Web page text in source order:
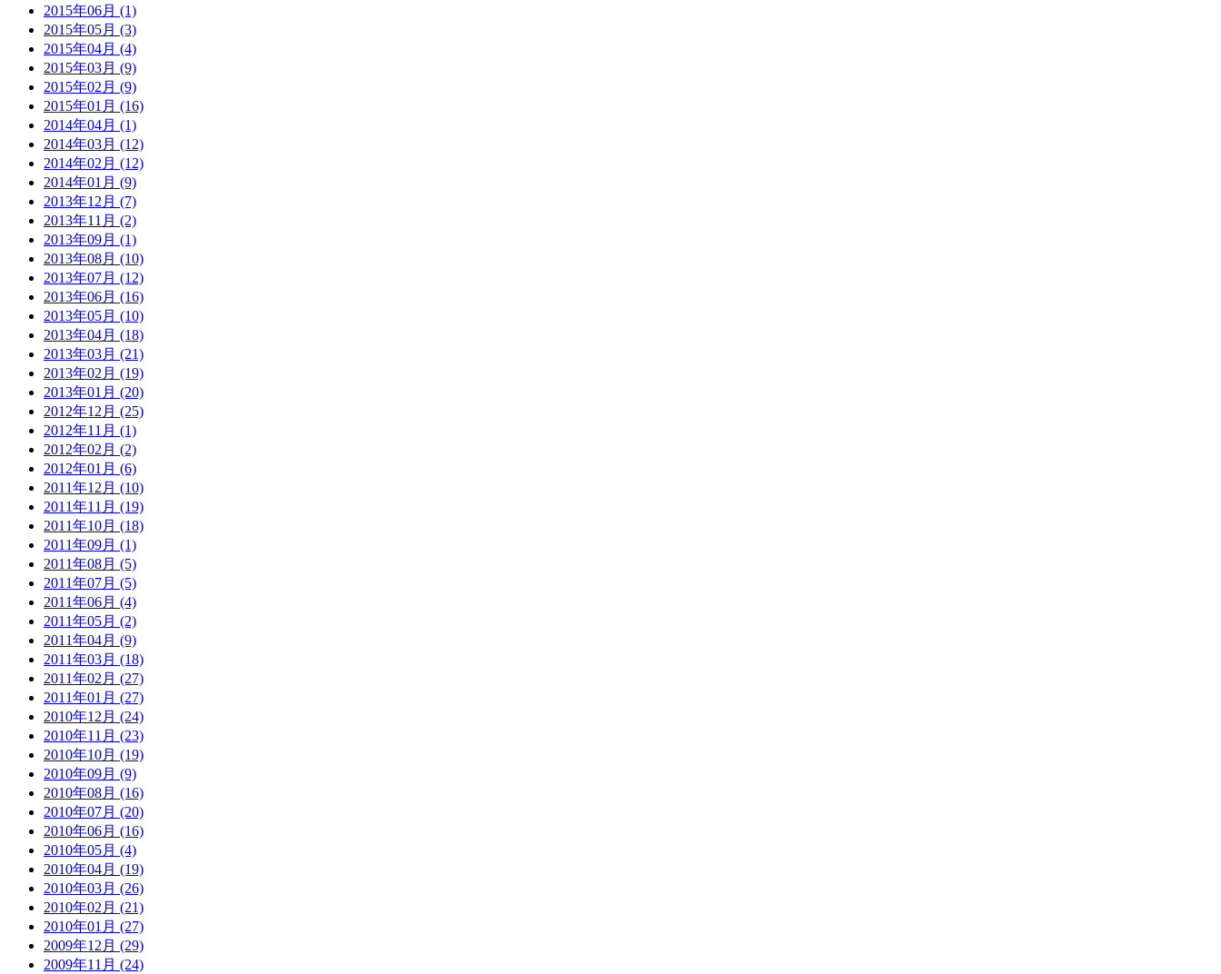
2015年06月 (1)
2015年05月 (3)
2015年04月 (4)
2015年03月 (9)
2015年02月 (9)
2015年01月 (16)
2014年04月 (1)
2014年03月 (12)
2014年02月 (12)
2014年01月 (9)
2013年12月 (7)
2013年11月 (2)
2013年09月 (1)
2013年08月 (10)
2013年07月 (12)
2013年06月 (16)
2013年05月 (10)
2013年04月 (18)
2013年03月 (21)
2013年02月 (19)
2013年01月 (20)
2012年12月 (25)
2012年11月 (1)
2012年02月 (2)
2012年01月 (6)
2011年12月 (10)
2011年11月 (19)
2011年10月 (18)
2011年09月 (1)
2011年08月 (5)
2011年07月 (5)
2011年06月 (4)
2011年05月 (2)
2011年04月 (9)
2011年03月 (18)
2011年02月 (27)
2011年01月 (27)
2010年12月 (24)
2010年11月 (23)
2010年10月 (19)
2010年09月 (9)
2010年08月 (16)
2010年07月 (20)
2010年06月 (16)
2010年05月 (4)
2010年04月 (19)
2010年03月 (26)
2010年02月 (21)
2010年01月 (27)
2009年12月 (29)
2009年11月 (24)